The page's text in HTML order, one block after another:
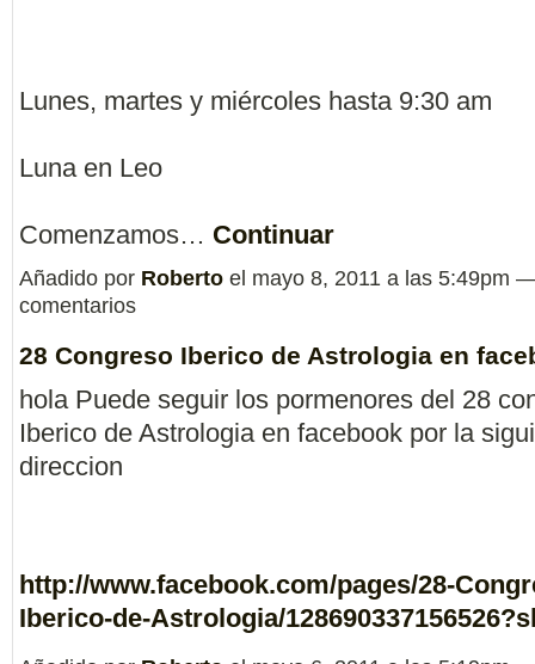
Lunes, martes y miércoles hasta 9:30 am
Luna en Leo
Comenzamos… Continuar
Añadido por Roberto el mayo 8, 2011 a las 5:49pm
comentarios
28 Congreso Iberico de Astrologia en
hola Puede seguir los pormenores del 28
Iberico de Astrologia en facebook por la
direccion
http://www.facebook.com/pages/28-
Iberico-de-Astrologia/